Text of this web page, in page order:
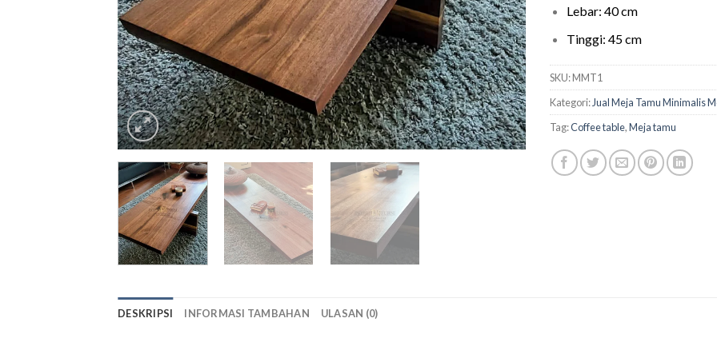
Lebar: 40 cm
Tinggi: 45 cm
SKU:MMT1
Kategori:Jual Meja Tamu Minimalis
Tag:Coffee table,Meja tamu
DESKRIPSI INFORMASI TAMBAHAN ULASAN (0)